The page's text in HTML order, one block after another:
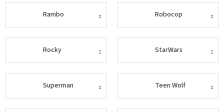
Merch
Výkup
Rambo Robocop
Rocky StarWars
Superman Teen Wolf